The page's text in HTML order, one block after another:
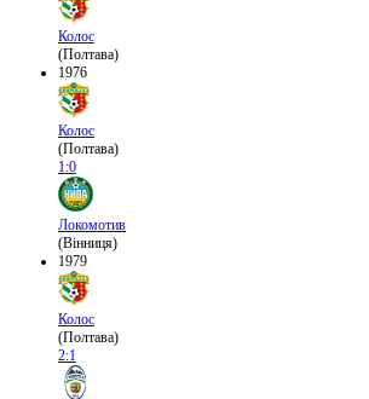
Колос
(Полтава)
1976
Колос
(Полтава)
1:0
Локомотив
(Вінниця)
1979
Колос
(Полтава)
2:1